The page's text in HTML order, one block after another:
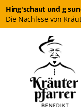
Hing'schaut und
Die Nachlese von